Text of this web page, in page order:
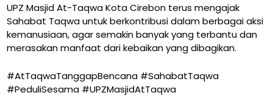
UPZ Masjid At-Taqwa Kota Cirebon terus mengajak
Sahabat Taqwa untuk berkontribusi dalam berbagai aksi
kemanusiaan, agar semakin banyak yang terbantu dan
merasakan manfaat dari kebaikan yang dibagikan.
#AtTaqwaTanggapBencana #SahabatTaqwa
#PeduliSesama #UPZMasjidAtTaqwa